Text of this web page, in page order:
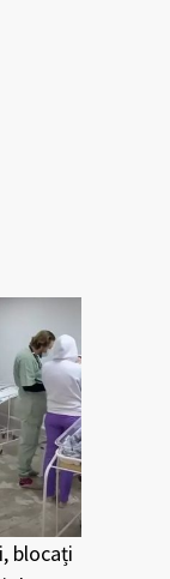
blocați